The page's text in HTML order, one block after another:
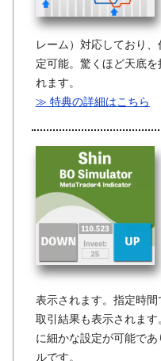
レーム）対応しており
定可能。驚くほど天底
れます。
≫ 特典の詳細はこちら
表示されます。指定時間
取引結果も表示されま
に細かな設定が可能で
ルです。